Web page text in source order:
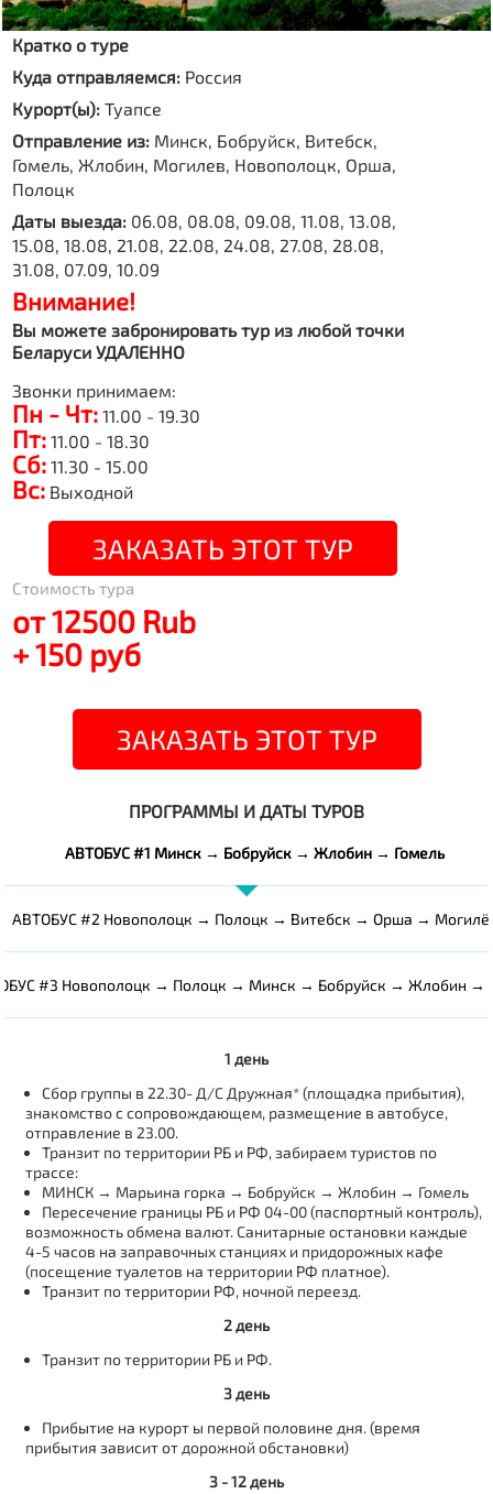
Кратко о туре
Куда отправляемся: Россия
Курорт(ы): Туапсе
Отправление из: Минск, Бобруйск, Витебск,
Гомель, Жлобин, Могилев, Новополоцк, Орша,
Полоцк
Даты выезда: 06.08, 08.08, 09.08, 11.08, 13.08,
15.08, 18.08, 21.08, 22.08, 24.08, 27.08, 28.08,
31.08, 07.09, 10.09
Внимание!
Вы можете забронировать тур из любой точки
Беларуси УДАЛЕННО
Звонки принимаем:
Пн - Чт: 11.00 - 19.30
Пт: 11.00 - 18.30
Сб: 11.30 - 15.00
Вс: Выходной
ЗАКАЗАТЬ ЭТОТ ТУР
Стоимость тура
от 12500 Rub
+ 150 руб
ЗАКАЗАТЬ ЭТОТ ТУР
ПРОГРАММЫ И ДАТЫ ТУРОВ
АВТОБУС #1 Минск → Бобруйск → Жлобин → Гомель
АВТОБУС #2 Новополоцк → Полоцк → Витебск → Орша →
#3 Новополоцк → Полоцк → Минск → Бобруйск → Жлобин →
1 день
Сбор группы в 22.30- Д/С Дружная* (площадка прибытия),
знакомство с сопровождающем, размещение в автобусе,
отправление в 23.00.
Транзит по территории РБ и РФ, забираем туристов по
трассе:
МИНСК → Марьина горка → Бобруйск → Жлобин → Гомель
Пересечение границы РБ и РФ 04-00 (паспортный контроль),
возможность обмена валют. Санитарные остановки каждые
4-5 часов на заправочных станциях и придорожных кафе
(посещение туалетов на территории РФ платное).
Транзит по территории РФ, ночной переезд.
2 день
Транзит по территории РБ и РФ.
3 день
Прибытие на курорт ы первой половине дня. (время
прибытия зависит от дорожной обстановки)
3 - 12 день